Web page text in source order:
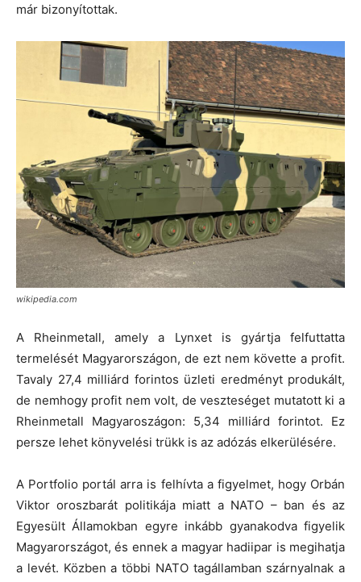
már bizonyítottak.
wikipedia.com
A Rheinmetall, amely a Lynxet is gyártja felfuttatta
termelését Magyarországon, de ezt nem követte a profit.
Tavaly 27,4 milliárd forintos üzleti eredményt produkált,
de nemhogy profit nem volt, de veszteséget mutatott ki a
Rheinmetall Magyaroszágon: 5,34 milliárd forintot. Ez
persze lehet könyvelési trükk is az adózás elkerülésére.
A Portfolio portál arra is felhívta a figyelmet, hogy Orbán
Viktor oroszbarát politikája miatt a NATO – ban és az
Egyesült Államokban egyre inkább gyanakodva figyelik
Magyarországot, és ennek a magyar hadiipar is megihatja
a levét. Közben a többi NATO tagállamban szárnyalnak a